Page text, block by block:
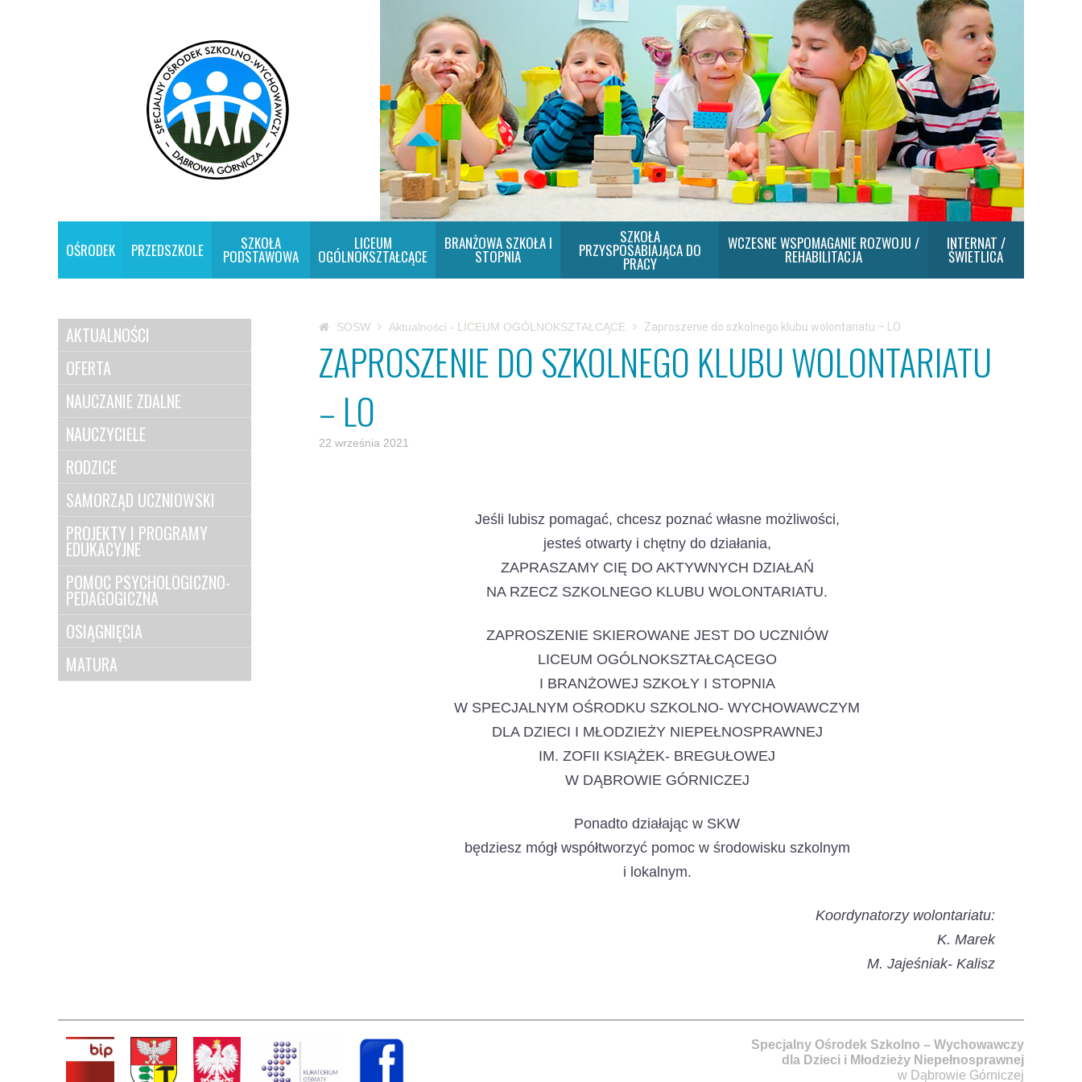
OŚRODEK PRZEDSZKOLE SZKOŁA
PODSTAWOWA
LICEUM
OGÓLNOKSZTAŁCĄCE
BRANŻOWA SZKOŁA I
STOPNIA
SZKOŁA
PRZYSPOSABIAJĄCA DO
PRACY
WCZESNE WSPOMAGANIE ROZWOJU /
REHABILITACJA
INTERNAT /
ŚWIETLICA
AKTUALNOŚCI
OFERTA
NAUCZANIE ZDALNE
NAUCZYCIELE
RODZICE
SAMORZĄD UCZNIOWSKI
PROJEKTY I PROGRAMY
EDUKACYJNE
POMOC PSYCHOLOGICZNO-
PEDAGOGICZNA
OSIĄGNIĘCIA
MATURA
SOSW Aktualności - LICEUM OGÓLNOKSZTAŁCĄCE Zaproszenie do szkolnego klubu wolontariatu – LO
ZAPROSZENIE DO SZKOLNEGO KLUBU WOLONTARIATU
– LO
22 września 2021
Jeśli lubisz pomagać, chcesz poznać własne możliwości,
jesteś otwarty i chętny do działania,
ZAPRASZAMY CIĘ DO AKTYWNYCH DZIAŁAŃ
NA RZECZ SZKOLNEGO KLUBU WOLONTARIATU.
ZAPROSZENIE SKIEROWANE JEST DO UCZNIÓW
LICEUM OGÓLNOKSZTAŁCĄCEGO
I BRANŻOWEJ SZKOŁY I STOPNIA
W SPECJALNYM OŚRODKU SZKOLNO- WYCHOWAWCZYM
DLA DZIECI I MŁODZIEŻY NIEPEŁNOSPRAWNEJ
IM. ZOFII KSIĄŻEK- BREGUŁOWEJ
W DĄBROWIE GÓRNICZEJ
Ponadto działając w SKW
będziesz mógł współtworzyć pomoc w środowisku szkolnym
i lokalnym.
Koordynatorzy wolontariatu:
K. Marek
M. Jajeśniak- Kalisz
Specjalny Ośrodek Szkolno – Wychowawczy
dla Dzieci i Młodzieży Niepełnosprawnej
w Dąbrowie Górniczej